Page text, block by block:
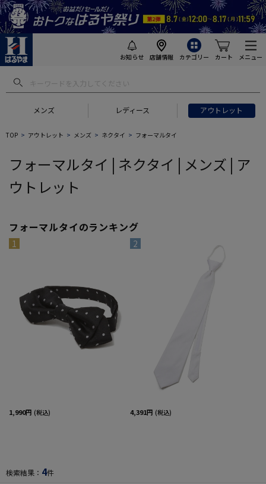
お知らせ 店舗情報 カテゴリー カート メニュー
メンズ レディース アウトレット
フトにおすすめ #セットアップ スーツ
TOP アウトレット メンズ ネクタイ フォーマルタイ
フォーマルタイ | ネクタイ | メンズ | ア
ウトレット
フォーマルタイのランキング
1
1,990円 (税込)
2
4,391円 (税込)
検索結果： 4件